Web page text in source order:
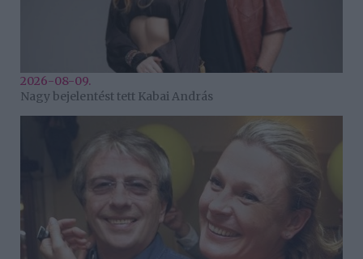
2026-08-09.
Nagy bejelentést tett Kabai András